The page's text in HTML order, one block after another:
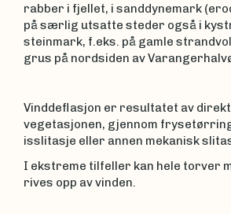
rabber i fjellet, i sanddynemark
på særlig utsatte steder også i
steinmark, f.eks. på gamle
grus på nordsiden av
Vinddeflasjon er resultatet av
vegetasjonen, gjennom
isslitasje eller annen mekanisk
I ekstreme tilfeller kan hele torver
rives opp av vinden.